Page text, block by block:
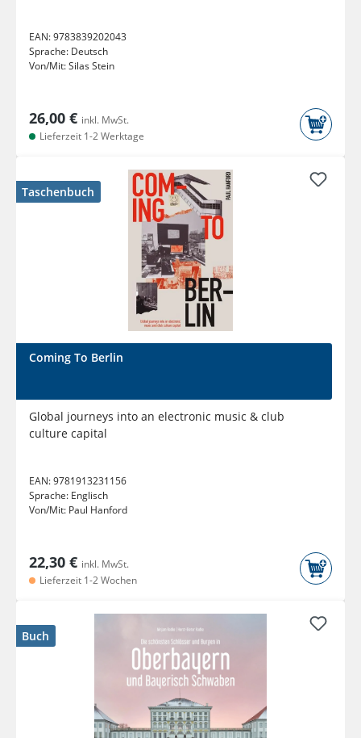
EAN:9783839202043
Sprache: Deutsch
Von/Mit:Silas Stein
26,00 € inkl. MwSt.
Lieferzeit 1-2 Werktage
Taschenbuch
Coming To Berlin
Global journeys into an electronic music & club
culture capital
EAN:9781913231156
Sprache: Englisch
Von/Mit: Paul Hanford
22,30 € inkl. MwSt.
Lieferzeit 1-2 Wochen
Buch